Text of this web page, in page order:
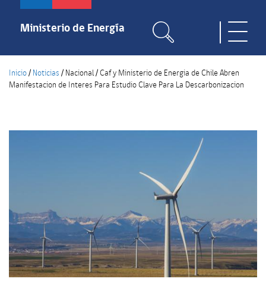
Pasar
contenido
Ministerio de Energía
Inicio/ Noticias / Nacional/Caf y Ministerio de Energia de Chile Abren
Manifestacion de Interes Para Estudio Clave Para La Descarbonizacion